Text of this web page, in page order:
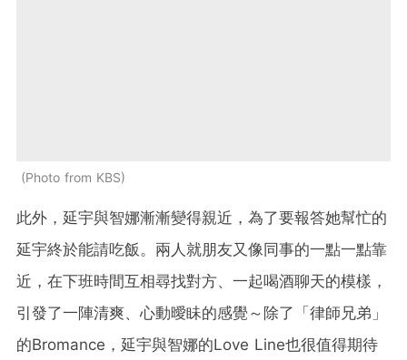
Photo from KBS
此外，延宇與智娜漸漸變得親近，為了要報答她幫忙的
延宇終於能請吃飯。兩人就朋友又像同事的一點一點靠
近，在下班時間互相尋找對方、一起喝酒聊天的模樣，
引發了一陣清爽、心動曖眛的感覺～除了「律師兄弟」
的Bromance，延宇與智娜的Love Line也很值得期待